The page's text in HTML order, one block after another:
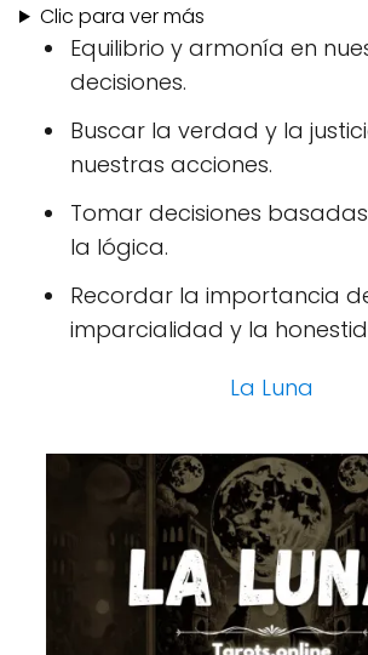
Clic para ver más
Equilibrio y armonía en
decisiones.
Buscar la verdad y la
nuestras acciones.
Tomar decisiones
la lógica.
Recordar la importancia
imparcialidad y la
La Luna